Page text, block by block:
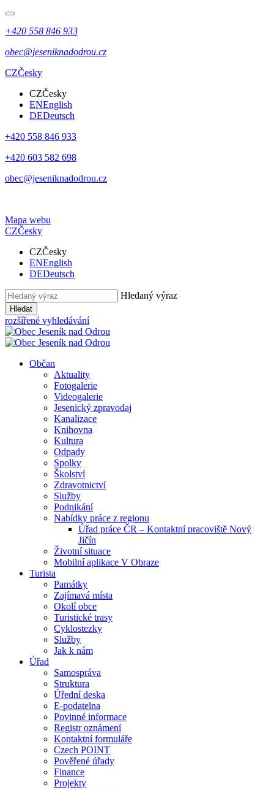
+420 558 846 933
obec@jeseniknadodrou.cz
CZČesky
CZČesky
ENEnglish
DEDeutsch
+420 558 846 933
+420 603 582 698
obec@jeseniknadodrou.cz
Mapa webu
CZČesky
CZČesky
ENEnglish
DEDeutsch
Hledaný výraz
Hledat
rozšířené vyhledávání
Občan
Aktuality
Fotogalerie
Videogalerie
Jesenický zpravodaj
Kanalizace
Knihovna
Kultura
Odpady
Spolky
Školství
Zdravotnictví
Služby
Podnikání
Nabídky práce z regionu
Úřad práce ČR – Kontaktní pracoviště Nový
Jičín
Životní situace
Mobilní aplikace V Obraze
Turista
Památky
Zajímavá místa
Okolí obce
Turistické trasy
Cyklostezky
Služby
Jak k nám
Úřad
Samospráva
Struktura
Úřední deska
E-podatelna
Povinné informace
Registr oznámení
Kontaktní formuláře
Czech POINT
Pověřené úřady
Finance
Projekty